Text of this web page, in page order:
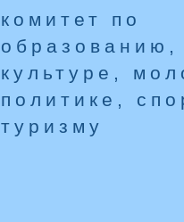
комитет по
образованию,
культуре,
политике,
туризму